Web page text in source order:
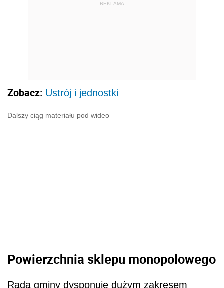
REKLAMA
Zobacz: Ustrój i jednostki
Dalszy ciąg materiału pod wideo
Powierzchnia sklepu monopolowego
Rada gminy dysponuje dużym zakresem